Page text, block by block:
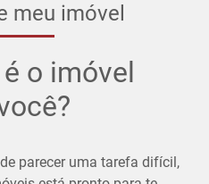
meu imóvel
o imóvel
parecer uma tarefa difícil,